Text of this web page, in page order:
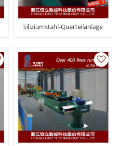
Siliziumstahl-Querteilanlage